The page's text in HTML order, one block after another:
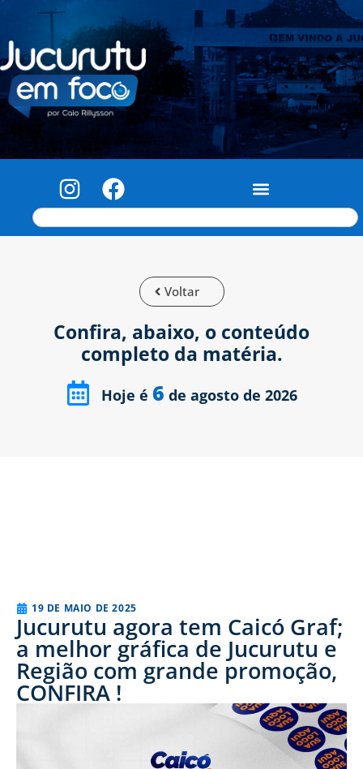
Voltar
Confira, abaixo, o conteúdo
completo da matéria.
Hoje é 6 de agosto de 2026
19 DE MAIO DE 2025
Jucurutu agora tem Caicó Graf;
a melhor gráfica de Jucurutu e
Região com grande promoção,
CONFIRA !